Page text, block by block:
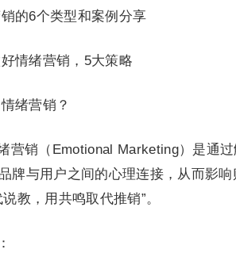
的6个类型和案例分享
情绪营销，5大策略
绪营销？
营销（Emotional Marketing）是通
牌与用户之间的心理连接，从而影
教，用共鸣取代推销”。
：